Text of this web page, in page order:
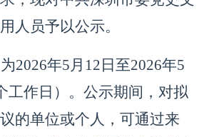
人员予以公示。
2026年5月 12 日至2026年5
工作日）。公示期间，对拟
的单位或个人，可通过来